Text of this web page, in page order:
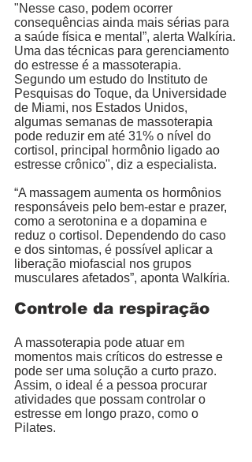
"Nesse caso, podem ocorrer
consequências ainda mais sérias para
a saúde física e mental”, alerta Walkíria.
Uma das técnicas para gerenciamento
do estresse é a massoterapia.
Segundo um estudo do Instituto de
Pesquisas do Toque, da Universidade
de Miami, nos Estados Unidos,
algumas semanas de massoterapia
pode reduzir em até 31% o nível do
cortisol, principal hormônio ligado ao
estresse crônico", diz a especialista.
“A massagem aumenta os hormônios
responsáveis pelo bem-estar e prazer,
como a serotonina e a dopamina e
reduz o cortisol. Dependendo do caso
e dos sintomas, é possível aplicar a
liberação miofascial nos grupos
musculares afetados”, aponta Walkíria.
Controle da respiração
A massoterapia pode atuar em
momentos mais críticos do estresse e
pode ser uma solução a curto prazo.
Assim, o ideal é a pessoa procurar
atividades que possam controlar o
estresse em longo prazo, como o
Pilates.